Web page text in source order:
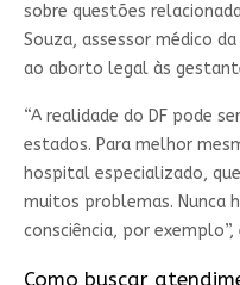
sobre questões
Souza, assessor médico
ao aborto legal às
“A realidade do DF pode
estados. Para melhor
hospital especializado,
muitos problemas. Nunca
consciência, por exemplo”,
Como buscar